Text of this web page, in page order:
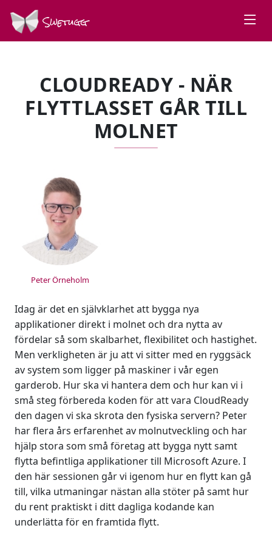
Swetugg
CLOUDREADY - NÄR
FLYTTLASSET GÅR TILL
MOLNET
Peter Örneholm
Idag är det en självklarhet att bygga nya
applikationer direkt i molnet och dra nytta av
fördelar så som skalbarhet, flexibilitet och hastighet.
Men verkligheten är ju att vi sitter med en ryggsäck
av system som ligger på maskiner i vår egen
garderob. Hur ska vi hantera dem och hur kan vi i
små steg förbereda koden för att vara CloudReady
den dagen vi ska skrota den fysiska servern? Peter
har flera års erfarenhet av molnutveckling och har
hjälp stora som små företag att bygga nytt samt
flytta befintliga applikationer till Microsoft Azure. I
den här sessionen går vi igenom hur en flytt kan gå
till, vilka utmaningar nästan alla stöter på samt hur
du rent praktiskt i ditt dagliga kodande kan
underlätta för en framtida flytt.